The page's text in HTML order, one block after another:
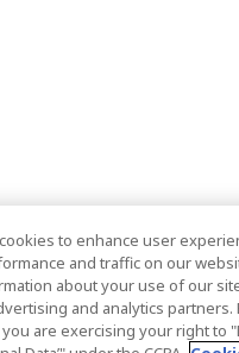
to enhance user
and traffic on our
about your use of our
and analytics partners.
you are exercising your right to